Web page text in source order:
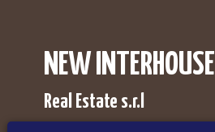
NEW INTERHOUSE
Real Estate s.r.l